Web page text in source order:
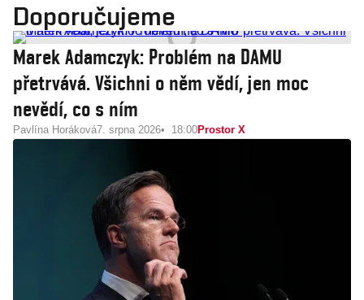
Doporučujeme
Marek Adamczyk: Problém na DAMU
přetrvává. Všichni o něm vědí, jen moc
nevědí, co s ním
Pavlína Horáková7. srpna 2026 18:00Prostor X